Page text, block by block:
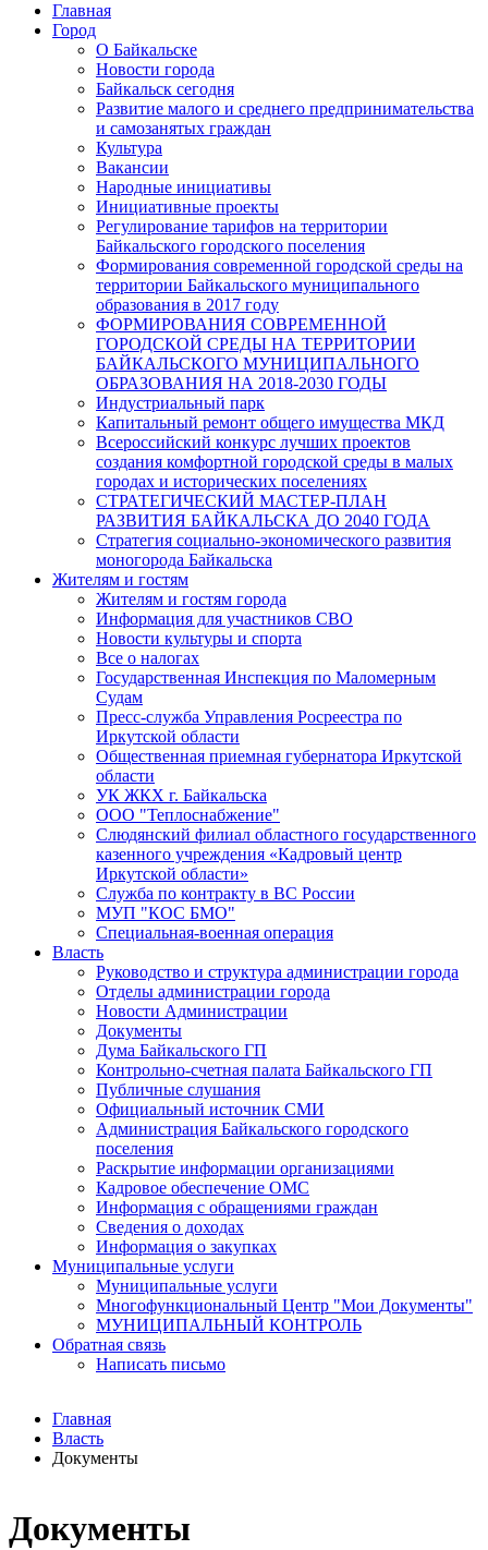
Документы
Главная
Город
О Байкальске
Новости города
Байкальск сегодня
Развитие малого и среднего предпринимательства
и самозанятых граждан
Культура
Вакансии
Народные инициативы
Инициативные проекты
Регулирование тарифов на территории
Байкальского городского поселения
Формирования современной городской среды на
территории Байкальского муниципального
образования в 2017 году
ФОРМИРОВАНИЯ СОВРЕМЕННОЙ
ГОРОДСКОЙ СРЕДЫ НА ТЕРРИТОРИИ
БАЙКАЛЬСКОГО МУНИЦИПАЛЬНОГО
ОБРАЗОВАНИЯ НА 2018-2030 ГОДЫ
Индустриальный парк
Капитальный ремонт общего имущества МКД
Всероссийский конкурс лучших проектов
создания комфортной городской среды в малых
городах и исторических поселениях
СТРАТЕГИЧЕСКИЙ МАСТЕР-ПЛАН
РАЗВИТИЯ БАЙКАЛЬСКА ДО 2040 ГОДА
Стратегия социально-экономического развития
моногорода Байкальска
Жителям и гостям
Жителям и гостям города
Информация для участников СВО
Новости культуры и спорта
Все о налогах
Государственная Инспекция по Маломерным
Судам
Пресс-служба Управления Росреестра по
Иркутской области
Общественная приемная губернатора Иркутской
области
УК ЖКХ г. Байкальска
ООО "Теплоснабжение"
Слюдянский филиал областного государственного
казенного учреждения «Кадровый центр
Иркутской области»
Служба по контракту в ВС России
МУП "КОС БМО"
Специальная-военная операция
Власть
Руководство и структура администрации города
Отделы администрации города
Новости Администрации
Документы
Дума Байкальского ГП
Контрольно-счетная палата Байкальского ГП
Публичные слушания
Официальный источник СМИ
Администрация Байкальского городского
поселения
Раскрытие информации организациями
Кадровое обеспечение ОМС
Информация с обращениями граждан
Сведения о доходах
Информация о закупках
Муниципальные услуги
Муниципальные услуги
Многофункциональный Центр "Мои Документы"
МУНИЦИПАЛЬНЫЙ КОНТРОЛЬ
Обратная связь
Написать письмо
Главная
Власть
Документы